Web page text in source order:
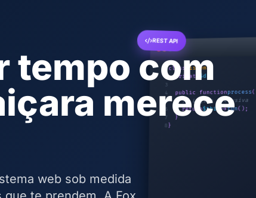
tempo com
merece
web sob medida
REST API
1class Sistema
2 private$db;
3
4 public functionprocess
5 // Lógica exclusiva
6 return$this ->run();
}
8}